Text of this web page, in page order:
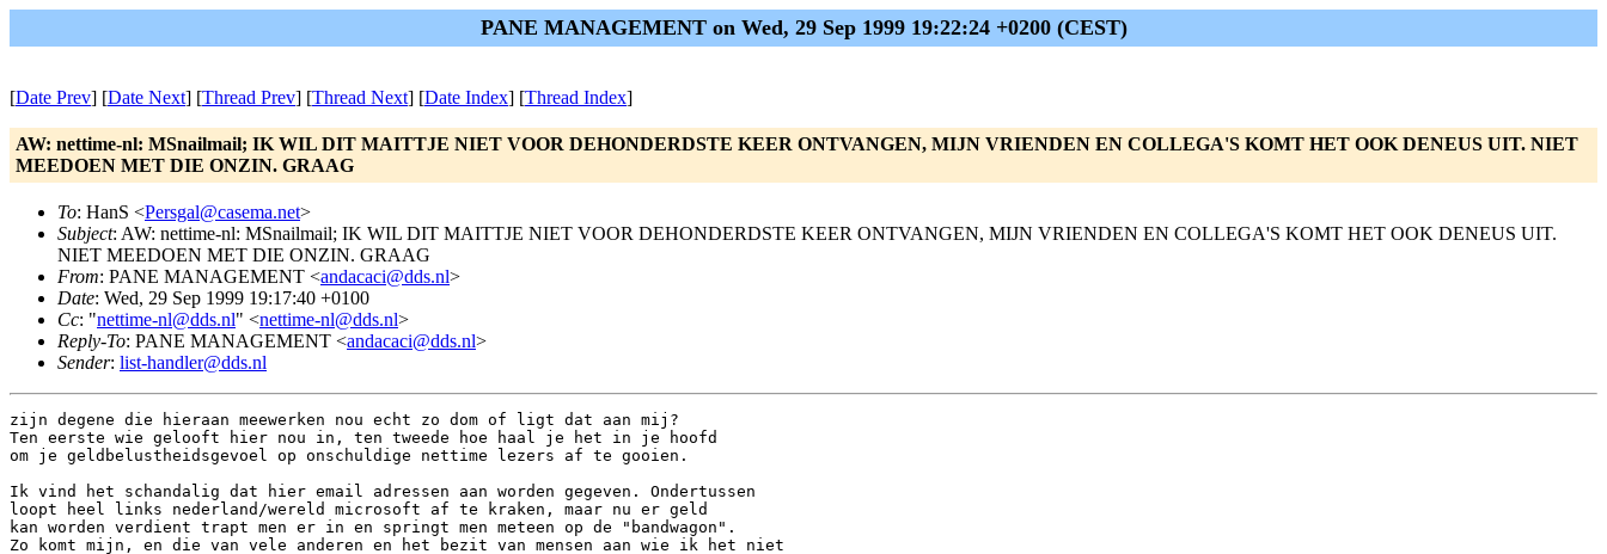
PANE MANAGEMENT on Wed, 29 Sep 1999 19:22:24 +0200 (CEST)
[Date Prev] [Date Next] [Thread Prev] [Thread Next] [Date Index] [Thread Index]
AW: nettime-nl: MSnailmail; IK WIL DIT MAITTJE NIET VOOR DEHONDERDSTE KEER ONTVANGEN, MIJN VRIENDEN EN COLLEGA'S KOMT HET OOK DENEUS UIT. NIET
MEEDOEN MET DIE ONZIN. GRAAG
To: HanS <Persgal@casema.net>
Subject: AW: nettime-nl: MSnailmail; IK WIL DIT MAITTJE NIET VOOR DEHONDERDSTE KEER ONTVANGEN, MIJN VRIENDEN EN COLLEGA'S KOMT HET OOK DENEUS UIT.
NIET MEEDOEN MET DIE ONZIN. GRAAG
From: PANE MANAGEMENT <andacaci@dds.nl>
Date: Wed, 29 Sep 1999 19:17:40 +0100
Cc: "nettime-nl@dds.nl" <nettime-nl@dds.nl>
Reply-To: PANE MANAGEMENT <andacaci@dds.nl>
Sender: list-handler@dds.nl
zijn degene die hieraan meewerken nou echt zo dom of ligt dat aan mij?
Ten eerste wie gelooft hier nou in, ten tweede hoe haal je het in je hoofd
om je geldbelustheidsgevoel op onschuldige nettime lezers af te gooien.
Ik vind het schandalig dat hier email adressen aan worden gegeven. Ondertussen
loopt heel links nederland/wereld microsoft af te kraken, maar nu er geld
kan worden verdient trapt men er in en springt men meteen op de "bandwagon".
Zo komt mijn, en die van vele anderen en het bezit van mensen aan wie ik het niet